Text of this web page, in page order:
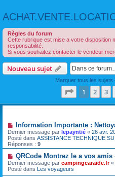
Règles du forum
Cette rubrique est mise a votre disposition
responsabilité.
Si vous souhaitez contacter le vendeur
Nouveau sujet
Marquer tous les sujets
Page 1sur24
1 2 3
Information Importante :
Dernier message par lepayntié « 26 avr.
Posté dans ASSISTANCE TECHNIQUE
Réponses : 9
QRCode Montrez le a vos
Dernier message par campingcaraide.fr«
Posté dans Les voyageurs